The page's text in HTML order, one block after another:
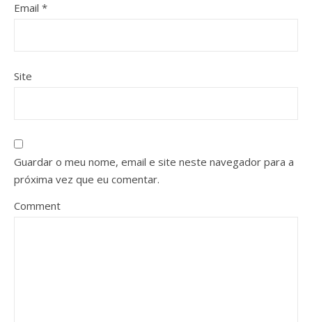
Email *
Site
Guardar o meu nome, email e site neste navegador para a
próxima vez que eu comentar.
Comment